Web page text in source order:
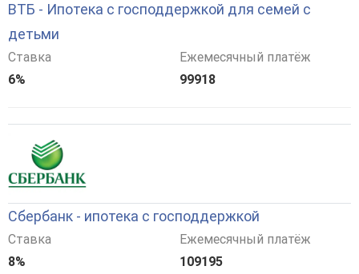
ВТБ - Ипотека с господдержкой для семей с
детьми
Ставка
6%
Ежемесячный платёж
99918
Сбербанк - ипотека с господдержкой
Ставка
8%
Ежемесячный платёж
109195